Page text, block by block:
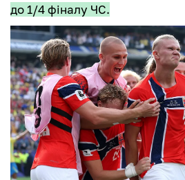
до 1/4 фіналу ЧС.